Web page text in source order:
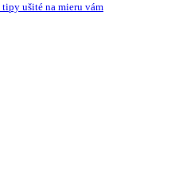
ušité na mieru vám